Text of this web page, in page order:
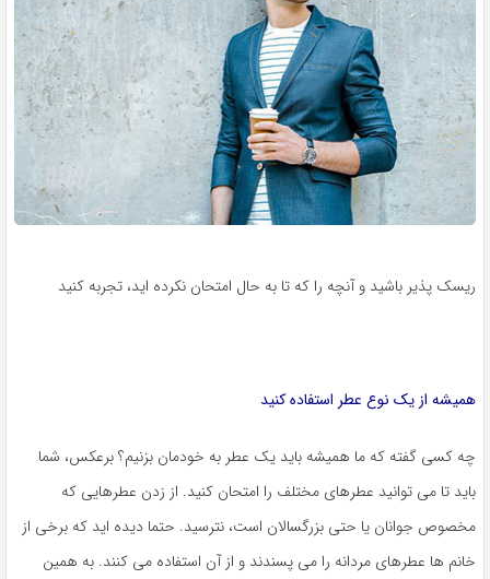
ریسک پذیر باشید و آنچه را که تا به حال امتحان نکرده اید، تجربه کنید
همیشه از یک نوع عطر استفاده کنید
چه کسی گفته که ما همیشه باید یک عطر به خودمان بزنیم؟ برعکس، شما
باید تا می توانید عطرهای مختلف را امتحان کنید. از زدن عطرهایی که
مخصوص جوانان یا حتی بزرگسالان است، نترسید. حتما دیده اید که برخی از
خانم ها عطرهای مردانه را می پسندند و از آن استفاده می کنند. به همین